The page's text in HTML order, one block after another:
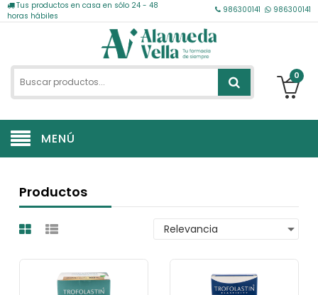
Tus productos en casa en sólo 24 - 48
horas hábiles
986300141 986300141
0
MENÚ
Productos